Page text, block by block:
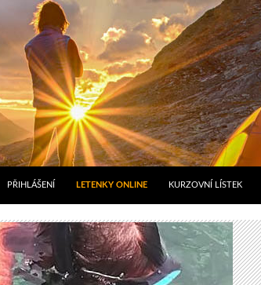
PŘIHLÁŠENÍ LETENKY ONLINE KURZOVNÍ LÍSTEK